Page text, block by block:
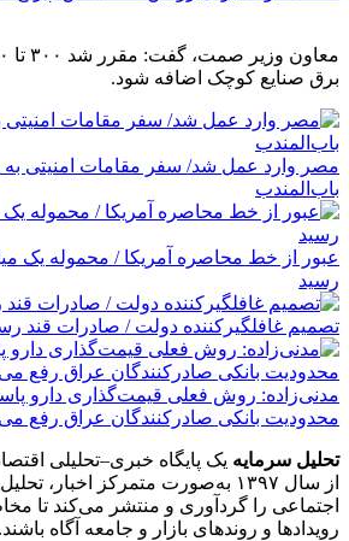
برق صنایع کوچک اضافه شود.
مصر وارد عمل شد/ سفر مقامات امنیتی به
باب‌المندب
عبور از خط محاصره آمریکا / محموله یک
رسید
تصمیم غافلگیرکننده دولت / صادرات قند
مدنی‌زاده: روش فعلی قیمت‌گذاری دارو
محدودیت بانکی صادرکنندگان عراق رفع
تحلیل سرمایه یک پایگاه خبری–تحلیلی
از سال ۱۳۹۷ به‌صورت متمرکز اخبار،
اجتماعی را گردآوری و منتشر می‌کند تا
رویدادها و روندهای بازار و جامعه آگاه باشند.